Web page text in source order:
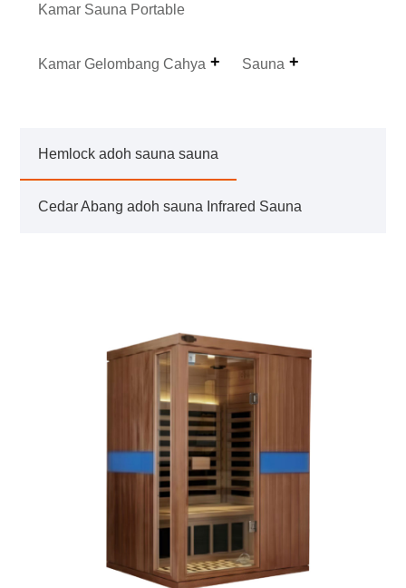
Kamar Sauna Portable
Kamar Gelombang Cahya Sauna
Hemlock adoh sauna sauna
Cedar Abang adoh sauna Infrared Sauna